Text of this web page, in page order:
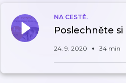
NA CESTĚ.
Poslechněte
24. 9. 2020 34 min